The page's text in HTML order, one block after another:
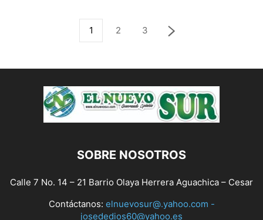
1 2 3
SOBRE NOSOTROS
Calle 7 No. 14 – 21 Barrio Olaya Herrera Aguachica – Cesar
Contáctanos: elnuevosur@.yahoo.com -
josededios60@yahoo.es